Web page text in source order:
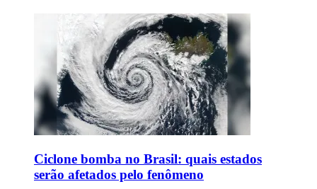
Ciclone bomba no Brasil: quais estados
serão afetados pelo fenômeno